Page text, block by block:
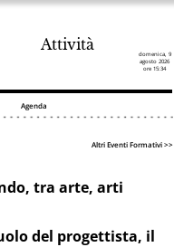
Attività
domenica, 9
agosto 2026
ore 15:34
Agenda
Altri Eventi Formativi >>
tra arte, arti
del progettista, il